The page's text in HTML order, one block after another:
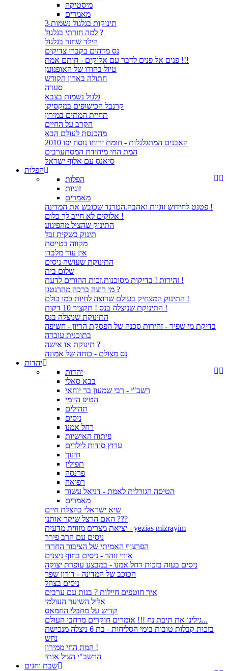
מיסטיקה
מאמרים
3 תינוקות בגלגול נשמות
למה חזרתי בגלגול ?
הילד שחזר בגלגול
נס מדהים בקברי צדיקים
פנים אל פנים לדבר עם אלוקים - חותם אמת !!!
טיול בהודו של האופנוען
חתולה בארון הקודש
סעדה
גלגול נשמות בצבא
קרנבל הכישופים במקסיקו
תחיית המתים במירון
הקרב על החיים
מהכנסת לעולם הבא
האבנים המתגלגלות - חומת יריחו נוסח יפו 2010
המת החי מיחידת המסתערבים
סיאנס עם אלוף ישראל
הפלות
הפלות
זוגיות
מאמרים
פטנט לחידוש זוגיות ואהבה.הטרנד שכובש את המדינה !
אלוקים לא חייב לך כלום !
התינוק שהציל מהפיגוע
תינוק בשקית זבל
מקווה בטייסת
אין עוד מלבדו
התינוקת שעושה ניסים
שלום בית
זהירות ! בדיקות מסוכנות.זכות ההורים לדעת !
מי רוצה ברכה מהרנטגן ?
התינוק המצחיק בעולם שרוצה לחיות כמו כולם !
התינוקת שניצלה בנס ! תקציר 10 דקות !
התינוקת שניצלה בנס
בדיקת מי שפיר - זהירות סכנה של הפסקת הריון - חשיפה
בתוכנית עובדה
תינוקת או אישה ?
נס מצולם - כוחה של אמונה
יהדות
יהדות
בבא סאלי
רשב"י - רבי שמעון בר יוחאי
הטיפ היומי
תהילים
ניסים
רחל אמנו
פיתוח האישיות
ערוץ סודות לילדים
חינוך
תפילין
פרנסה
רפואה
הטיסה הגורלית לאמת - דניאל עשור
מאמרים
שיא ישראלי בהצלת חיים
האם הרצל שיקר אותנו ???
יציאת מצרים מזווית מדעית - yezias mizrayim
ניסים עם הרב פירר
הפרצוף האמיתי של הציבור החרדי
אורי זוהר - ניסים בחוף ניצנים
ניסים בעזה בזכות רחל אמנו - במבצע עופרת יצוקה
הכוכב של המדינה - דורון שפר
ניסים בצהל
איך חוטפים חיילות ? בנות עם ערבים
אליל השיער העולמי
קדיש על מחבלי החמאס
גילינו את תיבת נח !!! אומרים חוקרים מרחבי העולם...
בזכות קבלות טובות בימי הסליחות - בת 6 ניצלה מנכישת
נחש
המת החי ממירון !
הרשב"י הציל אותי
שבת וחגים